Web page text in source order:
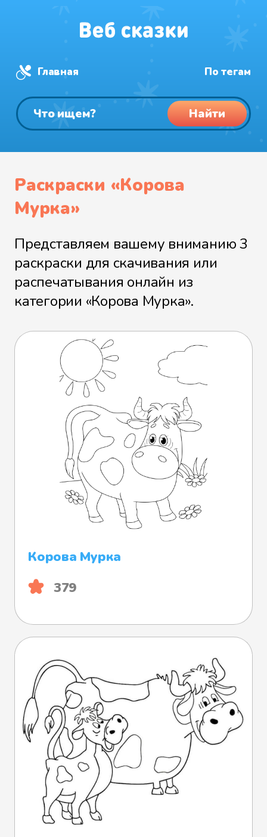
Главная По тегам
Найти
Раскраски «Корова
Мурка»
Представляем вашему вниманию 3
раскраски для скачивания или
распечатывания онлайн из
категории «Корова Мурка».
Корова Мурка
379